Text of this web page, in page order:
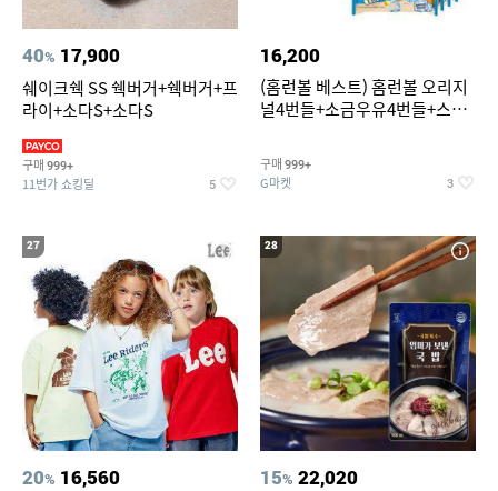
40% 17,900
쉐이크쉑 SS 쉑버거+쉑버거+프
라이+소다S+소다S
구매 999+
11번가 쇼킹딜 5
16,200
(홈런볼 베스트) 홈런볼 오리지
널4번들+소금우유4번들+스윗
콘맛4번들
구매 999+
G마켓 3
27
20% 16,560
28
15% 22,020